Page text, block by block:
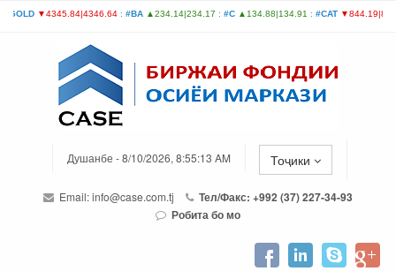
Душанбе - 8/10/2026, 8:55:13 AM Тоҷики
Email:info@case.com.tj
Тел/Факс: +992 (37) 227-34-93
Робита бо мо